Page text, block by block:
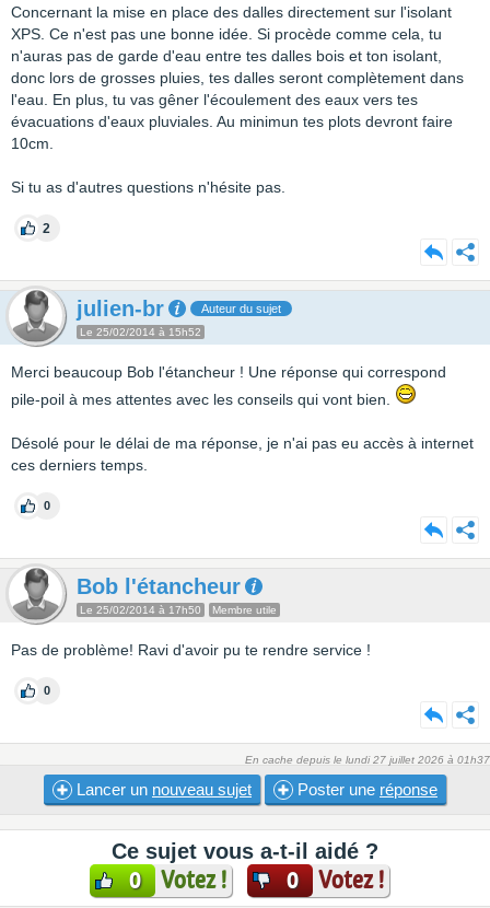
Concernant la mise en place des dalles directement sur l'isolant
XPS. Ce n'est pas une bonne idée. Si procède comme cela, tu
n'auras pas de garde d'eau entre tes dalles bois et ton isolant,
donc lors de grosses pluies, tes dalles seront complètement dans
l'eau. En plus, tu vas gêner l'écoulement des eaux vers tes
évacuations d'eaux pluviales. Au minimun tes plots devront faire
10cm.
Si tu as d'autres questions n'hésite pas.
2
julien-br Auteur du sujet
Le 25/02/2014 à 15h52
Merci beaucoup Bob l'étancheur ! Une réponse qui correspond
pile-poil à mes attentes avec les conseils qui vont bien.
Désolé pour le délai de ma réponse, je n'ai pas eu accès à internet
ces derniers temps.
0
Bob l'étancheur
Le 25/02/2014 à 17h50 Membre utile
Pas de problème! Ravi d'avoir pu te rendre service !
0
En cache depuis le lundi 27 juillet 2026 à 01h37
Lancer un nouveau sujet Poster une réponse
Ce sujet vous a-t-il aidé ?
0 Votez ! 0 Votez !